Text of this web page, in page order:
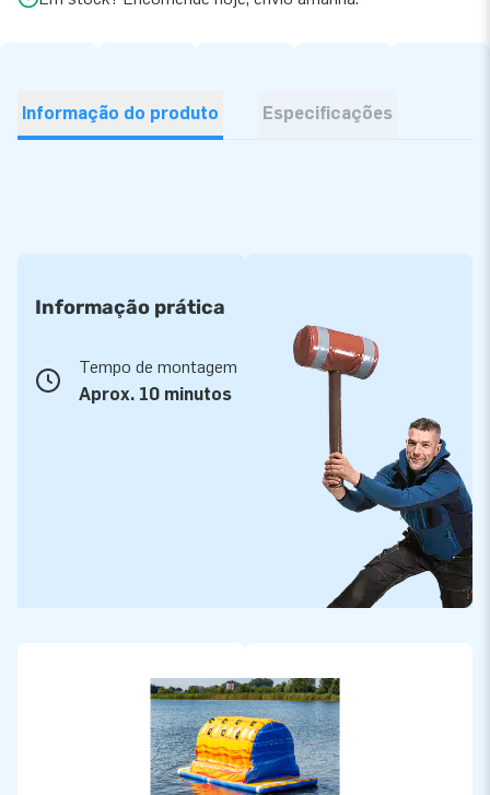
Informação do produto Especificações
Informação prática
Tempo de montagem
Aprox. 10 minutos